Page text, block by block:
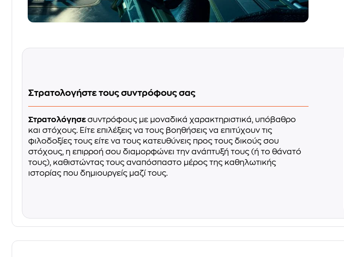
Στρατολογήστε τους συντρόφους σας
Στρατολόγησεσυντρόφους με μοναδικά χαρακτηριστικά, υπόβαθρο
και στόχους. Είτε επιλέξεις να τους βοηθήσεις να επιτύχουν τις
φιλοδοξίες τους είτε να τους κατευθύνεις προς τους δικούς σου
στόχους, η επιρροή σου διαμορφώνει την ανάπτυξή τους (ή το θάνατό
τους), καθιστώντας τους αναπόσπαστο μέρος της καθηλωτικής
ιστορίας που δημιουργείς μαζί τους.